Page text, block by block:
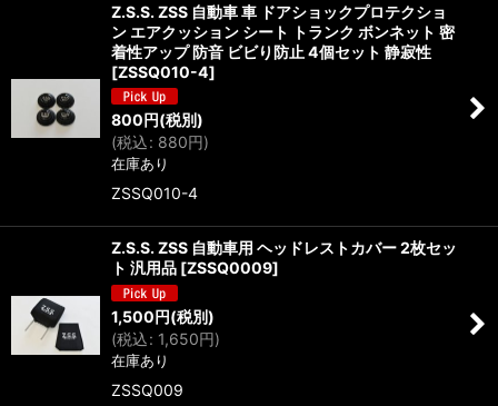
Z.S.S. ZSS 自動車 車 ドアショックプロテクショ
ン エアクッション シート トランク ボンネット 密
着性アップ 防音 ビビり防止 4個セット 静寂性
[ZSSQ010-4]
800円(税別)
(税込: 880円)
在庫あり
ZSSQ010-4
Z.S.S. ZSS 自動車用 ヘッドレストカバー 2枚セッ
ト 汎用品 [ZSSQ0009]
1,500円(税別)
(税込: 1,650円)
在庫あり
ZSSQ009